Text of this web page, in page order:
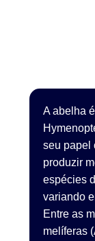
A abelha
seu papel
produzir
espécies
variando
Entre as
melíferas